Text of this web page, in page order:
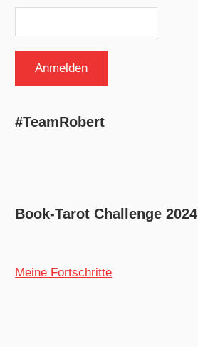
#TeamRobert
Book-Tarot Challenge 2024
Meine Fortschritte